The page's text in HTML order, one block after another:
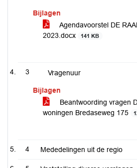
Bijlagen
Agendavoorstel DE
2023.docx
141 KB
3 Vragenuur
Bijlagen
Beantwoording vragen
woningen Bredaseweg 175
4 Mededelingen uit de regio